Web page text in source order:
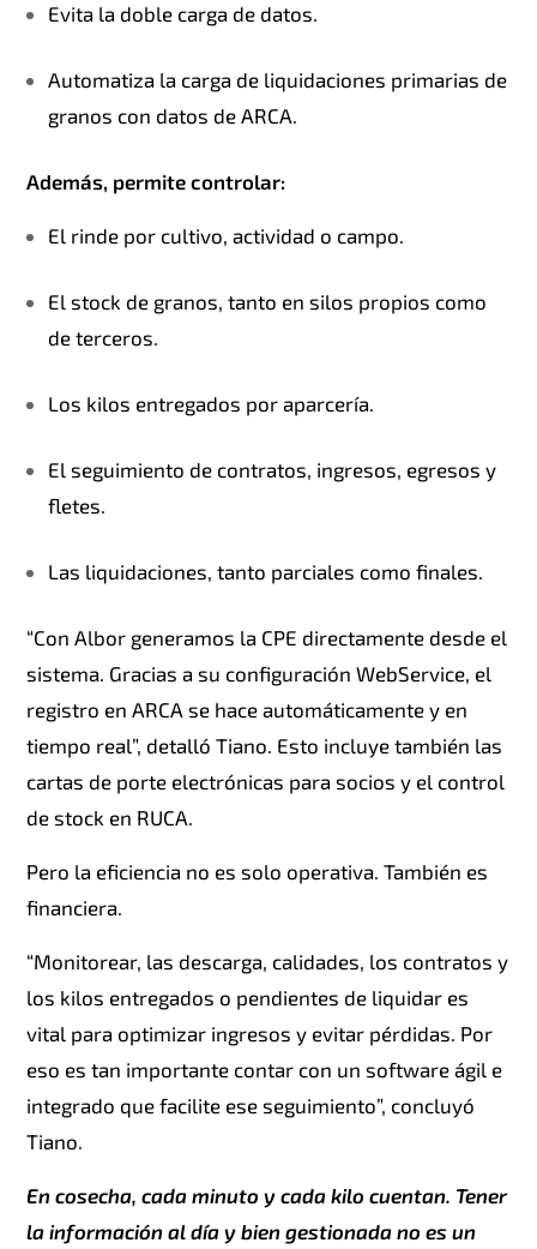
Evita la doble carga de datos.
Automatiza la carga de liquidaciones primarias de
granos con datos de ARCA.
Además, permite controlar:
El rinde por cultivo, actividad o campo.
El stock de granos, tanto en silos propios como
de terceros.
Los kilos entregados por aparcería.
El seguimiento de contratos, ingresos, egresos y
fletes.
Las liquidaciones, tanto parciales como finales.
“Con Albor generamos la CPE directamente desde el
sistema. Gracias a su configuración WebService, el
registro en ARCA se hace automáticamente y en
tiempo real”, detalló Tiano. Esto incluye también las
cartas de porte electrónicas para socios y el control
de stock en RUCA.
Pero la eficiencia no es solo operativa. También es
financiera.
“Monitorear, las descarga, calidades, los contratos y
los kilos entregados o pendientes de liquidar es
vital para optimizar ingresos y evitar pérdidas. Por
eso es tan importante contar con un software ágil e
integrado que facilite ese seguimiento”, concluyó
Tiano.
En cosecha, cada minuto y cada kilo cuentan. Tener
la información al día y bien gestionada no es un